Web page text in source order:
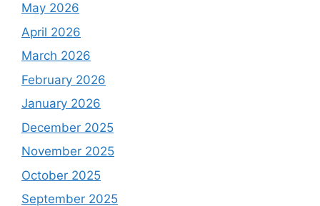
May 2026
April 2026
March 2026
February 2026
January 2026
December 2025
November 2025
October 2025
September 2025